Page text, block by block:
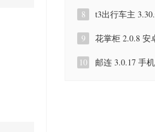
8 t3出行车主
9 花掌柜 2.0.8 安
10 邮连 3.0.17 手